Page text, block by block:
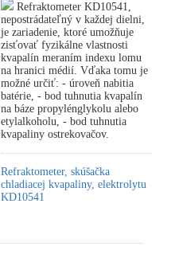
Refraktometer KD10541,
nepostrádateľný v každej dielni,
je zariadenie, ktoré umožňuje
zisťovať fyzikálne vlastnosti
kvapalín meraním indexu lomu
na hranici médií. Vďaka tomu je
možné určiť: - úroveň nabitia
batérie, - bod tuhnutia kvapalín
na báze propylénglykolu alebo
etylalkoholu, - bod tuhnutia
kvapaliny ostrekovačov.
Refraktometer, skúšačka
chladiacej kvapaliny, elektrolytu
KD10541